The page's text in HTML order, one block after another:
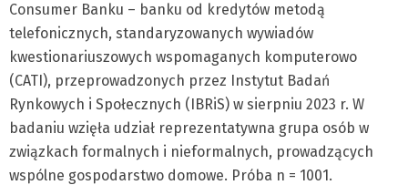
Consumer Banku – banku od kredytów metodą
telefonicznych, standaryzowanych wywiadów
kwestionariuszowych wspomaganych komputerowo
(CATI), przeprowadzonych przez Instytut Badań
Rynkowych i Społecznych (IBRiS) w sierpniu 2023 r. W
badaniu wzięła udział reprezentatywna grupa osób w
związkach formalnych i nieformalnych, prowadzących
wspólne gospodarstwo domowe. Próba n = 1001.